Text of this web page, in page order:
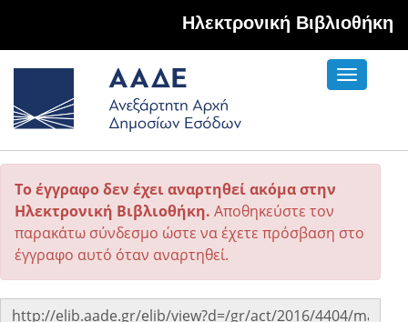
Hλεκτρονική Βιβλιοθήκη
Toggle
Το έγγραφο δεν έχει αναρτηθεί ακόμα στην
Ηλεκτρονική Βιβλιοθήκη. Αποθηκεύστε τον
παρακάτω σύνδεσμο ώστε να έχετε πρόσβαση στο
έγγραφο αυτό όταν αναρτηθεί.